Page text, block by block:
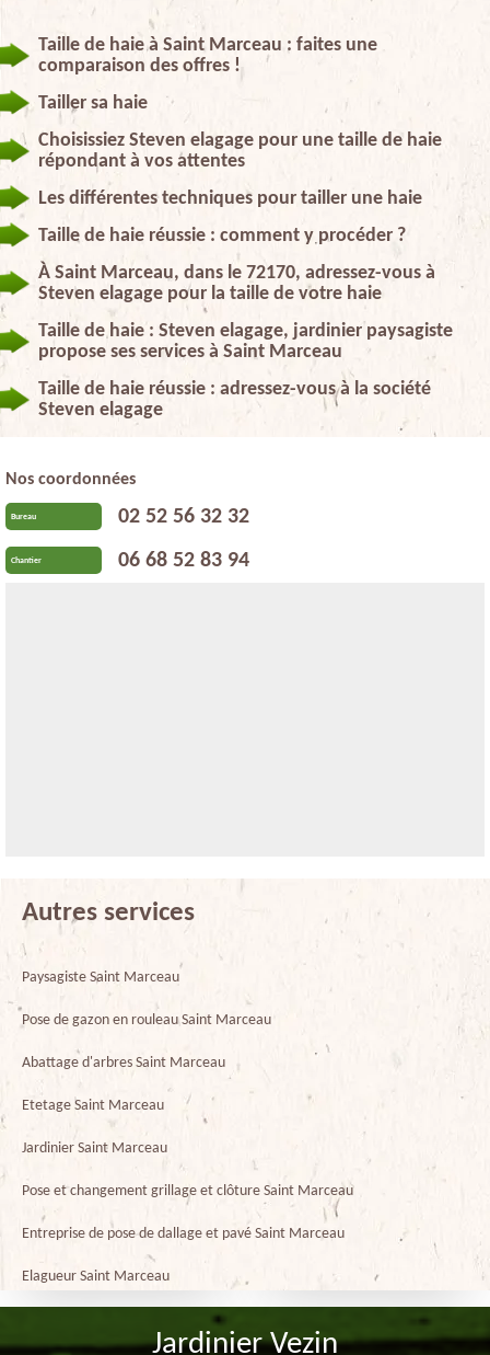
Taille de haie à Saint Marceau : faites une
comparaison des offres !
Tailler sa haie
Choisissiez Steven elagage pour une taille de haie
répondant à vos attentes
Les différentes techniques pour tailler une haie
Taille de haie réussie : comment y procéder ?
À Saint Marceau, dans le 72170, adressez-vous à
Steven elagage pour la taille de votre haie
Taille de haie : Steven elagage, jardinier paysagiste
propose ses services à Saint Marceau
Taille de haie réussie : adressez-vous à la société
Steven elagage
Nos coordonnées
Bureau 02 52 56 32 32
Chantier 06 68 52 83 94
Autres services
Paysagiste Saint Marceau
Pose de gazon en rouleau Saint Marceau
Abattage d'arbres Saint Marceau
Etetage Saint Marceau
Jardinier Saint Marceau
Pose et changement grillage et clôture Saint Marceau
Entreprise de pose de dallage et pavé Saint Marceau
Elagueur Saint Marceau
Jardinier Vezin